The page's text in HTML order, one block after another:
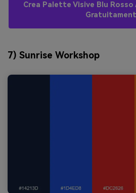
Crea Palette Visive Blu Rosso
7) Sunrise Workshop